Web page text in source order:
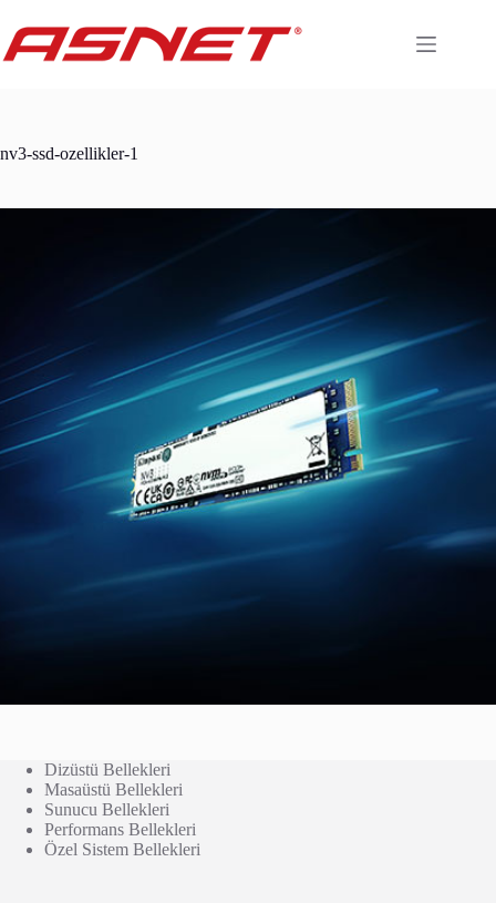
content
nv3-ssd-ozellikler-1
Dizüstü Bellekleri
Masaüstü Bellekleri
Sunucu Bellekleri
Performans Bellekleri
Özel Sistem Bellekleri